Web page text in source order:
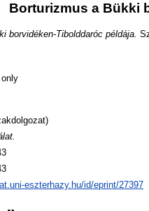
Borturizmus a Bükki
borvidéken-Tibolddaróc példája.
eszterhazy.hu/id/eprint/27397